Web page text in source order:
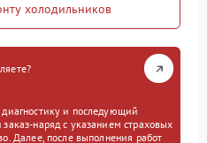
холодильников
и последующий
наряд с указанием страховых
Далее, после выполнения работ